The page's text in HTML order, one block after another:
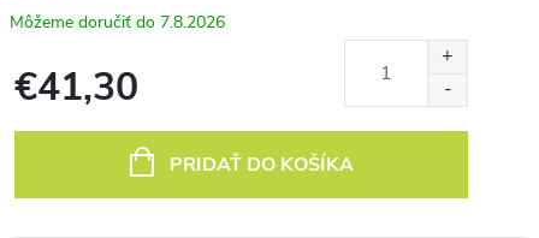
7.8.2026
€41,30
PRIDAŤ DO KOŠÍKA